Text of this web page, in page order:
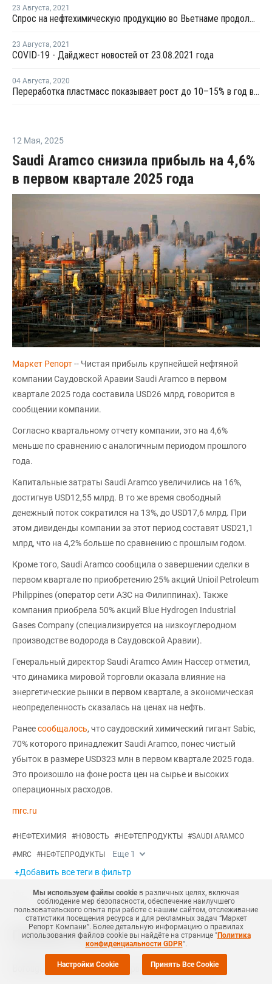
23 Августа, 2021
Спрос на нефтехимическую продукцию во Вьетнаме продолжает снижаться из-за новой волны коронавируса
23 Августа, 2021
COVID-19 - Дайджест новостей от 23.08.2021 года
04 Августа, 2020
Переработка пластмасс показывает рост до 10–15% в год во Вьетнаме
12 Мая, 2025
Saudi Aramco снизила прибыль на 4,6%
в первом квартале 2025 года
Маркет Репорт-- Чистая прибыль крупнейшей нефтяной
компании Саудовской Аравии Saudi Aramco в первом
квартале 2025 года составила USD26 млрд, говорится в
сообщении компании.
Согласно квартальному отчету компании, это на 4,6%
меньше по сравнению с аналогичным периодом прошлого
года.
Капитальные затраты Saudi Aramco увеличились на 16%,
достигнув USD12,55 млрд. В то же время свободный
денежный поток сократился на 13%, до USD17,6 млрд. При
этом дивиденды компании за этот период составят USD21,1
млрд, что на 4,2% больше по сравнению с прошлым годом.
Кроме того, Saudi Aramco сообщила о завершении сделки в
первом квартале по приобретению 25% акций Unioil Petroleum
Philippines (оператор сети АЗС на Филиппинах). Также
компания приобрела 50% акций Blue Hydrogen Industrial
Gases Company (специализируется на низкоуглеродном
производстве водорода в Саудовской Аравии).
Генеральный директор Saudi Aramco Амин Нассер отметил,
что динамика мировой торговли оказала влияние на
энергетические рынки в первом квартале, а экономическая
неопределенность сказалась на ценах на нефть.
Ранеесообщалось, что саудовский химический гигант Sabic,
70% которого принадлежит Saudi Aramco, понес чистый
убыток в размере USD323 млн в первом квартале 2025 года.
Это произошло на фоне роста цен на сырье и высоких
операционных расходов.
mrc.ru
#НЕФТЕХИМИЯ #НОВОСТЬ #НЕФТЕПРОДУКТЫ #SAUDI ARAMCO
#MRC #НЕФТЕПРОДУКТЫ Еще 1
+Добавить все теги в фильтр
Похожие новости
06 Августа
Borouge снизила выручку в первом полугодии на 5%
Мы используем файлы cookieв различных целях, включая
соблюдение мер безопасности, обеспечение наилучшего
пользовательского опыта при работе с нашим сайтом, отслеживание
статистики посещения ресурса и для рекламных задач “Маркет
Репорт Компани”. Более детальную информацию о правилах
использования файлов cookie вы найдёте на странице "Политика
конфиденциальности GDPR".
Настройки Cookie Принять Все Cookie